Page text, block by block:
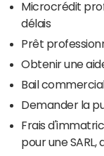
Microcrédit
délais
Prêt
Obtenir une
Bail
Demander la
Frais
pour une